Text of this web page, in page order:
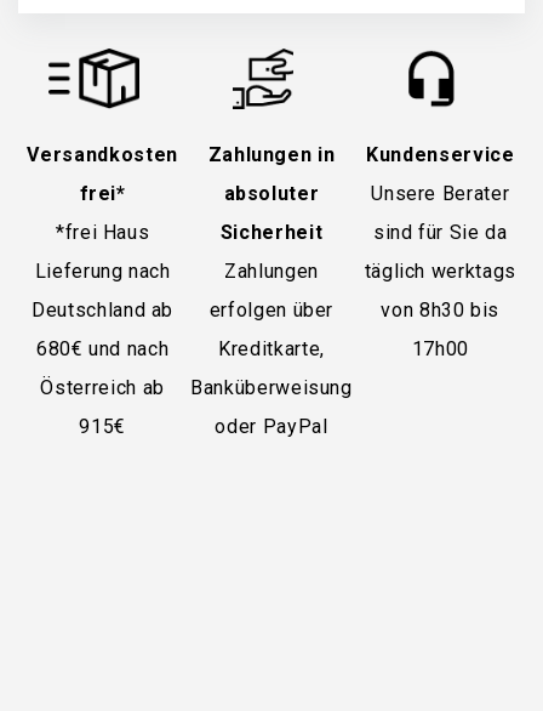
Versandkosten
frei*
*frei Haus
Lieferung nach
Deutschland ab
680€ und nach
Österreich ab
915€
Zahlungen in
absoluter
Sicherheit
Zahlungen
erfolgen über
Kreditkarte,
Banküberweisung
oder PayPal
Kundenservice
Unsere Berater
sind für Sie da
täglich werktags
von 8h30 bis
17h00